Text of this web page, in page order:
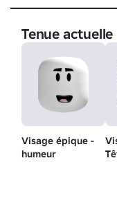
Tenue actuelle
Visage épique -
humeur